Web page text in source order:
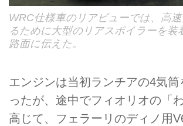
WRC仕様車のリアビューでは、高
るために大型のリアスポイラーを装
路面に伝えた。
エンジンは当初ランチアの4気
ったが、途中でフィオリオの「
高じて、フェラーリのディノ用